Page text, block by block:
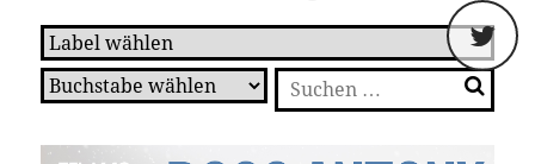
Suchen
nach: